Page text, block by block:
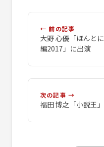
← 前の記事
大野 心優「ほんと
編2017」に出演
次の記事 →
福田 博之「小説王